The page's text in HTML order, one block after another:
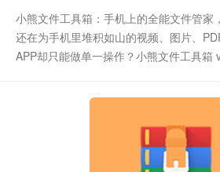
小熊文件工具箱：手机上的全能文件管家
还在为手机里堆积如山的视频、图片、
APP却只能做单一操作？小熊文件工具箱